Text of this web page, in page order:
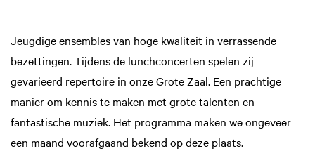
Jeugdige ensembles van hoge kwaliteit in verrassende
bezettingen. Tijdens de lunchconcerten spelen zij
gevarieerd repertoire in onze Grote Zaal. Een prachtige
manier om kennis te maken met grote talenten en
fantastische muziek. Het programma maken we ongeveer
een maand voorafgaand bekend op deze plaats.